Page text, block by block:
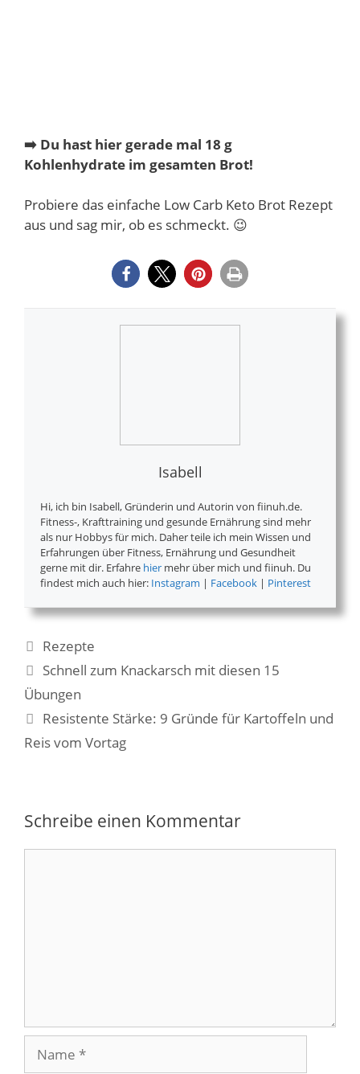
➡️ Du hast hier gerade mal 18 g
Kohlenhydrate im gesamten Brot!
Probiere das einfache Low Carb Keto Brot Rezept
aus und sag mir, ob es schmeckt. 😉
Isabell
Hi, ich bin Isabell, Gründerin und Autorin von fiinuh.de.
Fitness-, Krafttraining und gesunde Ernährung sind mehr
als nur Hobbys für mich. Daher teile ich mein Wissen und
Erfahrungen über Fitness, Ernährung und Gesundheit
gerne mit dir. Erfahre hier mehr über mich und fiinuh. Du
findest mich auch hier: Instagram | Facebook | Pinterest
Kategorien
Rezepte
Schnell zum Knackarsch mit diesen 15
Übungen
Resistente Stärke: 9 Gründe für Kartoffeln und
Reis vom Vortag
Schreibe einen Kommentar